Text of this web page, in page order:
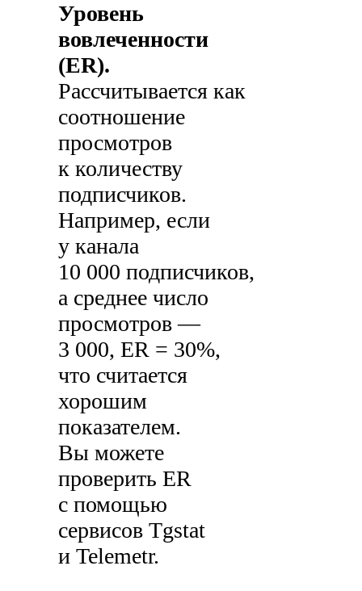
Уровень
вовлеченности
(ER).
Рассчитывается как
соотношение
просмотров
к количеству
подписчиков.
Например, если
у канала
10 000 подписчиков,
а среднее число
просмотров —
3 000, ER = 30%,
что считается
хорошим
показателем.
Вы можете
проверить ER
с помощью
сервисов Tgstat
и Telemetr.